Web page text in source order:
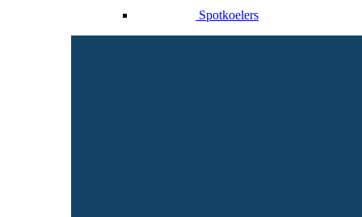
Spotkoelers